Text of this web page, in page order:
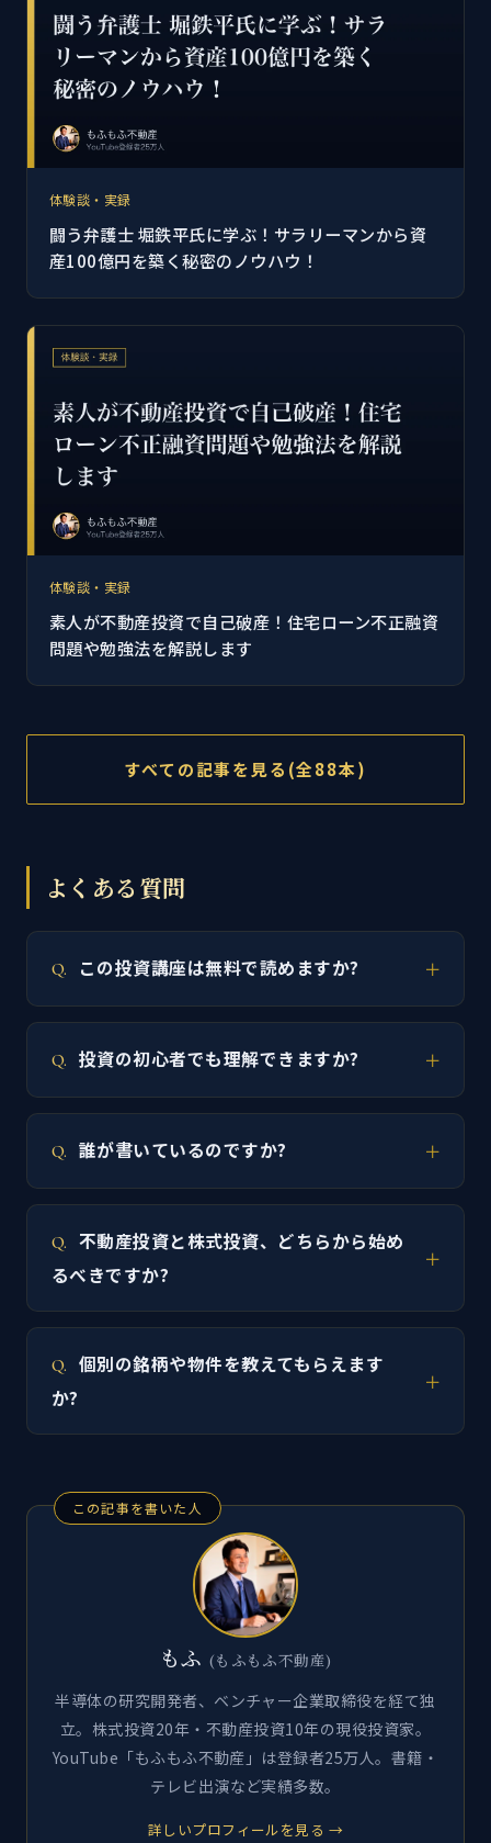
体験談・実録
闘う弁護士 堀鉄平氏に学ぶ！サラリーマンから資
産100億円を築く秘密のノウハウ！
体験談・実録
素人が不動産投資で自己破産！住宅ローン不正融資
問題や勉強法を解説します
すべての記事を見る(全88本)
よくある質問
この投資講座は無料で読めますか?
投資の初心者でも理解できますか?
誰が書いているのですか?
不動産投資と株式投資、どちらから始め
るべきですか?
個別の銘柄や物件を教えてもらえます
か?
この記事を書いた人
もふ (もふもふ不動産)
半導体の研究開発者、ベンチャー企業取締役を経て独
立。株式投資20年・不動産投資10年の現役投資家。
YouTube「もふもふ不動産」は登録者25万人。書籍・
テレビ出演など実績多数。
詳しいプロフィールを見る →